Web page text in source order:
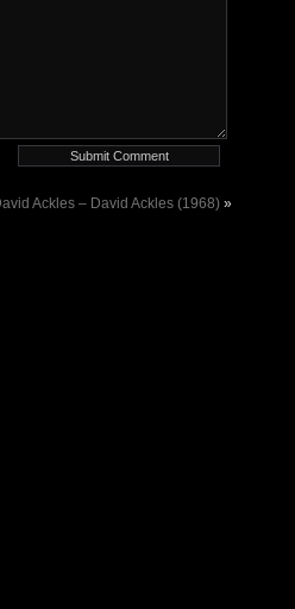
Ackles – David Ackles (1968) »